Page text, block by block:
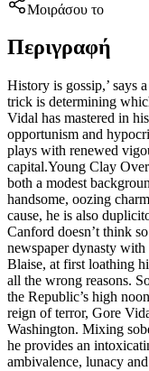
Μοιράσου το
Περιγραφή
History is gossip,’ says
trick is determining
Vidal has mastered in
opportunism and
plays with renewed
capital.Young Clay
both a modest
handsome, oozing
cause, he is also
Canford doesn’t think
newspaper dynasty
Blaise, at first loathing
all the wrong reasons.
the Republic’s high
reign of terror, Gore
Washington. Mixing
he provides an
ambivalence, lunacy